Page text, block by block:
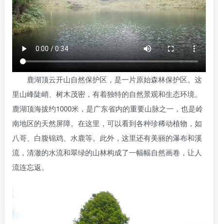
鹿湖顶云开山自然保护区，是一片原始森林保护区。这
里山峰陡峭、树木茂密，有着独特的自然景观和生态环境。
鹿湖顶海拔约1000米，是广东省内的重要山脉之一，也是岭
南地区的天然屏障。在这里，可以看到各种珍稀动植物，如
八哥、白腹锦鸡、水鹿等。此外，这里还有美丽的瀑布和溪
流，清澈的水流和翠绿的山林构成了一幅幅自然画卷，让人
流连忘返。